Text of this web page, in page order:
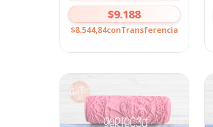
$9.188
$8.544,84conTransferencia